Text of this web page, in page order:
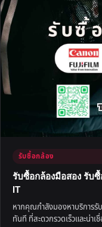
รับซื้อกล้อง
รับซื้อกล้องมือสอง รับ
IT
หากคุณกำลังมองหาบริการ
ทันที ที่สะดวกรวดเร็วและน่